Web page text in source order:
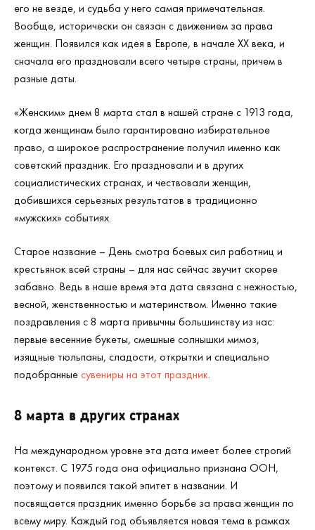
его не везде, и судьба у него самая примечательная.
Вообще, исторически он связан с движением за права
женщин. Появился как идея в Европе, в началеXXвека, и
сначала его праздновали всего четыре страны, причем в
разные даты.
«Женским» днем 8 марта стал в нашей стране с 1913 года,
когда женщинам было гарантировано избирательное
право, а широкое распространение получил именно как
советский праздник. Его праздновали и в других
социалистических странах, и чествовали женщин,
добившихся серьезных результатов в традиционно
«мужских» событиях.
Старое название – День смотра боевых сил работниц и
крестьянок всей страны – для нас сейчас звучит скорее
забавно. Ведь в наше время эта дата связана с нежностью,
весной, женственностью и материнством. Именно такие
поздравления с 8 марта привычны большинству из нас:
первые весенние букеты, смешные солнышки мимоз,
изящные тюльпаны, сладости, открытки и специально
подобранныесувениры на этот праздник.
8 марта в других странах
На международном уровне эта дата имеет более строгий
контекст. С 1975 года она официально признана ООН,
поэтому и появился такой эпитет в названии. И
посвящается праздник именно борьбе за права женщин по
всему миру. Каждый год объявляется новая тема в рамках